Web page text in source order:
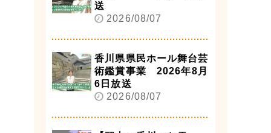
送
2026/08/07
香川県県民ホール舞台芸
術鑑賞事業 2026年8月
6日放送
2026/08/07